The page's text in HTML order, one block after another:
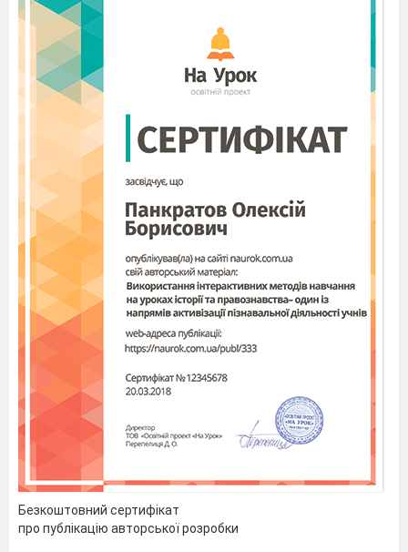
Безкоштовний сертифікат
про публікацію авторської розробки